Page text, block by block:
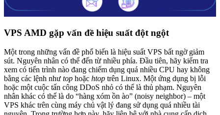
VPS AMD gặp vấn đề hiệu suất đột ngột
Một trong những vấn đề phổ biến là hiệu suất VPS bất ngờ giảm
sút. Nguyên nhân có thể đến từ nhiều phía. Đầu tiên, hãy kiểm tra
xem có tiến trình nào đang chiếm dụng quá nhiều CPU hay không
bằng các lệnh như top hoặc htop trên Linux. Một ứng dụng bị lỗi
hoặc một cuộc tấn công DDoS nhỏ có thể là thủ phạm. Nguyên
nhân khác có thể là do “hàng xóm ồn ào” (noisy neighbor) – một
VPS khác trên cùng máy chủ vật lý đang sử dụng quá nhiều tài